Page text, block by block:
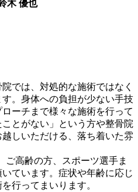
木 優也
では、対処的な施術ではなく
。身体への負担が少ない手技
ーチまで様々な施術を行って
とがない」という方や整骨院
しいただける、落ち着いた雰
ご高齢の方、スポーツ選手ま
ています。症状や年齢に応じ
行ってまいります。